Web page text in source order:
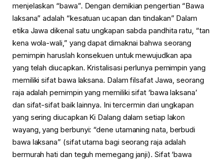
menjelaskan “bawa”. Dengan demikian pengertian “Bawa
laksana” adalah “kesatuan ucapan dan tindakan” Dalam
etika Jawa dikenal satu ungkapan sabda pandhita ratu, “tan
kena wola-wali,” yang dapat dimaknai bahwa seorang
pemimpin haruslah konsekuen untuk mewujudkan apa
yang telah diucapkan. Kristalisasi perlunya pemimpin yang
memiliki sifat bawa laksana. Dalam filsafat Jawa, seorang
raja adalah pemimpin yang memiliki sifat ‘bawa laksana’
dan sifat-sifat baik lainnya. Ini tercermin dari ungkapan
yang sering diucapkan Ki Dalang dalam setiap lakon
wayang, yang berbunyi: “dene utamaning nata, berbudi
bawa laksana” (sifat utama bagi seorang raja adalah
bermurah hati dan teguh memegang janji). Sifat ‘bawa